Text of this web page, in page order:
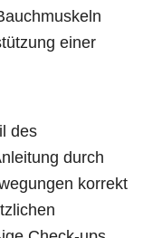
einer
des
durch
korrekt